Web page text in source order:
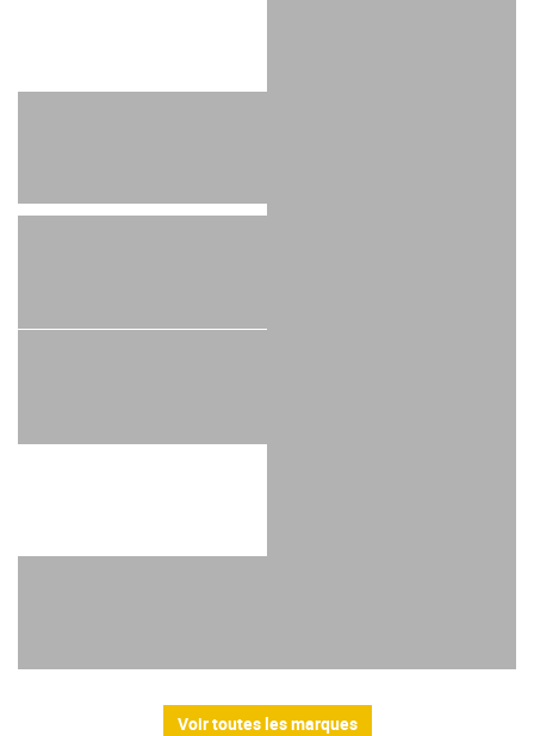
Voir toutes les marques